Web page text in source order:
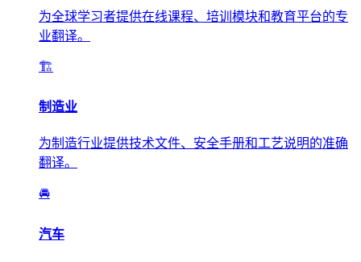
为全球学习者提供在线课程、培训模块和教育平台的专
业翻译。
🏗️
制造业
为制造行业提供技术文件、安全手册和工艺说明的准确
翻译。
🚘
汽车